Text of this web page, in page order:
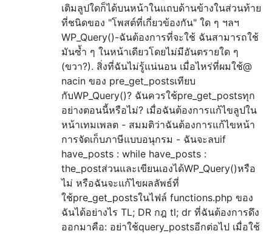
เติมลูปใดก็ได้บนหน้าในแถบด้านข้างในส่วนท้าย
ที่ชนิดของ "โพสต์ที่เกี่ยวข้องกัน" ใด ๆ ฯลฯ
WP_Query()-ฉันต้องการที่จะใช้ ฉันสามารถใช้
มันซ้ำ ๆ ในหน้าเดียวโดยไม่มีอันตรายใด ๆ
(ขวา?). สิ่งที่ฉันไม่รู้แน่นอน เมื่อไหร่ที่ผมใช้@
nacin ของ pre_get_postsเทียบ
กับWP_Query()? ฉันควรใช้pre_get_postsทุก
อย่างตอนนี้หรือไม่? เมื่อฉันต้องการแก้ไขลูปใน
หน้าเทมเพลต - สมมติว่าฉันต้องการแก้ไขหน้า
การจัดเก็บภาษีแบบอนุกรม - ฉันจะลบif
have_posts : while have_posts :
the_postส่วนและเขียนเองได้WP_Query()หรือ
ไม่ หรือฉันจะแก้ไขผลลัพธ์ที่
ใช้pre_get_postsในไฟล์ functions.php ของ
ฉันได้อย่างไร TL; DR กฎ tl; dr ที่ฉันต้องการดึง
ออกมาคือ: อย่าใช้query_postsอีกต่อไป เมื่อใช้